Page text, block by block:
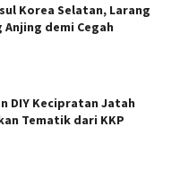
Korea Selatan, Larang
demi Cegah
DIY Kecipratan Jatah
Tematik dari KKP